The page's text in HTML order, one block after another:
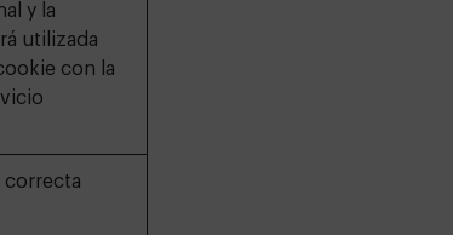
y la
utilizada
con la
correcta